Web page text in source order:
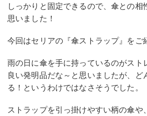
しっかりと固定できるので、傘との相
思いました！
今回はセリアの『傘ストラップ』をご
雨の日に傘を手に持っているのがスト
良い発明品だな～と思いましたが、ど
る！というわけではなさそうでした。
ストラップを引っ掛けやすい柄の傘や